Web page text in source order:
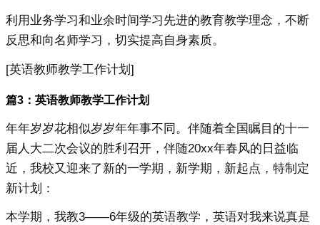
利用业务学习和业余时间学习先进的教育教学理念，不断
反思和向名师学习，切实提高自身素质。
[英语教师教学工作计划]
篇3：英语教师教学工作计划
年年岁岁花相似岁岁年年事不同。伴随着全国瞩目的十一
届人大二次会议的胜利召开，伴随20xx年春风的日益临
近，我校又迎来了新的一学期，新学期，新起点，特制定
新计划：
本学期，我教3——6年级的英语教学，英语对我来说真是